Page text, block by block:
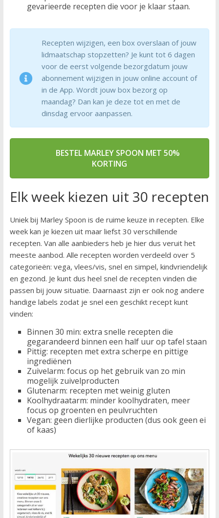
gevarieerde recepten die voor je klaar staan.
Recepten wijzigen, een box overslaan of jouw
lidmaatschap stopzetten? Je kunt tot 6 dagen
voor de eerst volgende bezorgdatum jouw
abonnement wijzigen in jouw online account of
in de App. Wordt jouw box bezorg op
maandag? Dan kan je deze tot en met de
dinsdag ervoor aanpassen.
BESTEL MARLEY SPOON MET 50%
KORTING
Elk week kiezen uit 30 recepten
Uniek bij Marley Spoon is de ruime keuze in recepten. Elke
week kan je kiezen uit maar liefst 30 verschillende
recepten. Van alle aanbieders heb je hier dus veruit het
meeste aanbod. Alle recepten worden verdeeld over 5
categorieën: vega, vlees/vis, snel en simpel, kindvriendelijk
en gezond. Je kunt dus heel snel de recepten vinden die
passen bij jouw situatie. Daarnaast zijn er ook nog andere
handige labels zodat je snel een geschikt recept kunt
vinden:
Binnen 30 min: extra snelle recepten die
gegarandeerd binnen een half uur op tafel staan
Pittig: recepten met extra scherpe en pittige
ingrediënen
Zuivelarm: focus op het gebruik van zo min
mogelijk zuivelproducten
Glutenarm: recepten met weinig gluten
Koolhydraatarm: minder koolhydraten, meer
focus op groenten en peulvruchten
Vegan: geen dierlijke producten (dus ook geen ei
of kaas)